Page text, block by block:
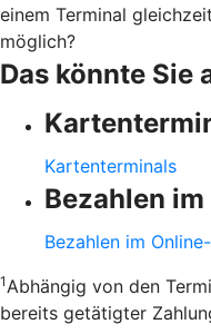
einem Terminal
möglich?
Das könnte Sie
Kartenterminals
Bezahlen
Bezahlen im
1 Abhängig von den
bereits getätigter